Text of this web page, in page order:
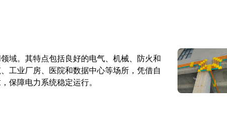
域。其特点包括良好的电气、机械、防火和
工业厂房、医院和数据中心等场所，凭借自
保障电力系统稳定运行。